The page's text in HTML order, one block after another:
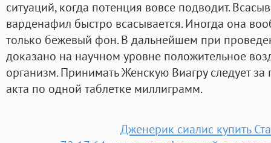
ситуаций, когда потенция вовсе подводит.
варденафил быстро всасывается. Иногда она
только бежевый фон. В дальнейшем при
доказано на научном уровне положительное
организм. Принимать Женскую Виагру следует
акта по одной таблетке миллиграмм.
Дженерик сиалис купить